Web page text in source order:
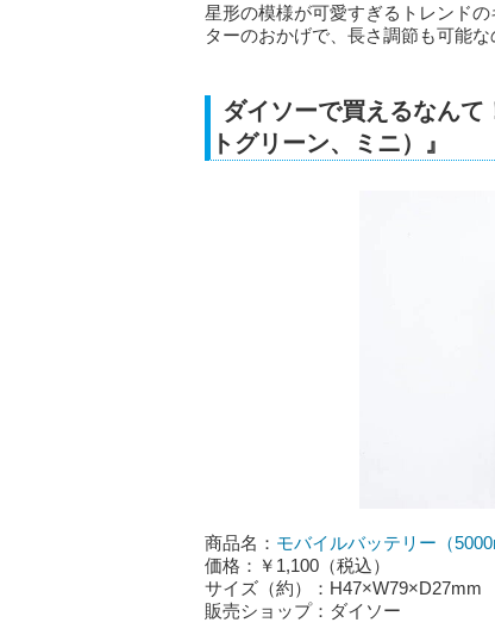
星形の模様が可愛すぎるトレンド
ターのおかげで、長さ調節も可能
ダイソーで買えるなん
トグリーン、ミニ）』
商品名： モバイルバッテリー（
価格：￥1,100（税込）
サイズ（約）：H47×W79×D27mm
販売ショップ：ダイソー